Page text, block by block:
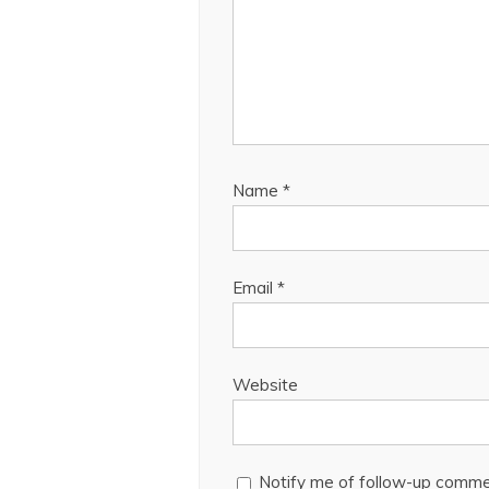
Name *
Email *
Website
Notify me of follow-up